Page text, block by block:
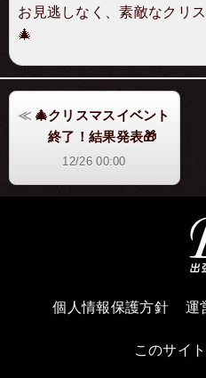
お見逃しなく、素敵なクリ
🎄
🎄クリスマスイベント
終了！結果発表🎁
12/26 00:00
個人情報保護方針 運
このサイ